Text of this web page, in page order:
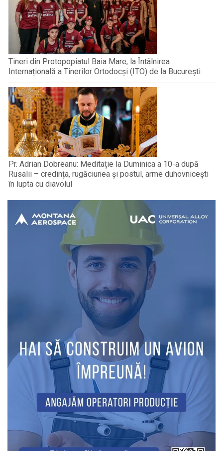
Tineri din Protopopiatul Baia Mare, la Întâlnirea
Internațională a Tinerilor Ortodocși (ITO) de la București
Pr. Adrian Dobreanu: Meditație la Duminica a 10-a după
Rusalii – credința, rugăciunea și postul, arme duhovnicești
în lupta cu diavolul